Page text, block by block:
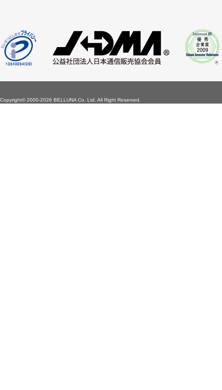
Copyright©2000-2026 BELLUNA Co. Ltd. All Right Reserved.